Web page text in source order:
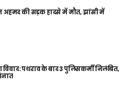
की सड़क हादसे में मौत, झांसी में
विवाद: पथराव के बाद 3 पुलिसकर्मी निलंबित,